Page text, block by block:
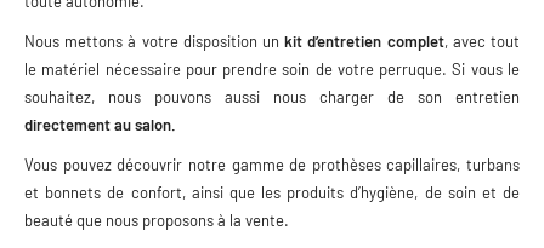
Nous mettons à votre disposition unkit d’entretien complet, avec tout
le matériel nécessaire pour prendre soin de votre perruque. Si vous le
souhaitez, nous pouvons aussi nous charger de son entretien
directement au salon.
Vous pouvez découvrir notre gamme de prothèses capillaires, turbans
et bonnets de confort, ainsi que les produits d’hygiène, de soin et de
beauté que nous proposons à la vente.